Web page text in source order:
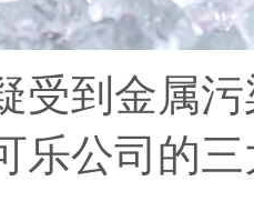
受到金属
乐公司的